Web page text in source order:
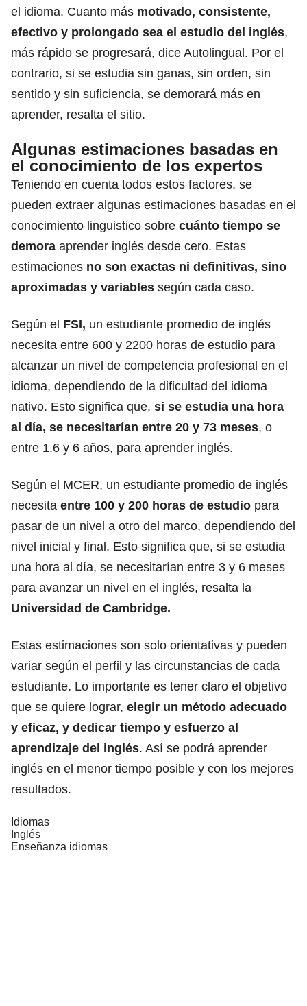
el idioma. Cuanto más motivado, consistente,
efectivo y prolongado sea el estudio del inglés,
más rápido se progresará, dice Autolingual. Por el
contrario, si se estudia sin ganas, sin orden, sin
sentido y sin suficiencia, se demorará más en
aprender, resalta el sitio.
Algunas estimaciones basadas en
el conocimiento de los expertos
Teniendo en cuenta todos estos factores, se
pueden extraer algunas estimaciones basadas en el
conocimiento linguistico sobre cuánto tiempo se
demora aprender inglés desde cero. Estas
estimaciones no son exactas ni definitivas, sino
aproximadas y variables según cada caso.
Según el FSI, un estudiante promedio de inglés
necesita entre 600 y 2200 horas de estudio para
alcanzar un nivel de competencia profesional en el
idioma, dependiendo de la dificultad del idioma
nativo. Esto significa que, si se estudia una hora
al día, se necesitarían entre 20 y 73 meses, o
entre 1.6 y 6 años, para aprender inglés.
Según el MCER, un estudiante promedio de inglés
necesita entre 100 y 200 horas de estudio para
pasar de un nivel a otro del marco, dependiendo del
nivel inicial y final. Esto significa que, si se estudia
una hora al día, se necesitarían entre 3 y 6 meses
para avanzar un nivel en el inglés, resalta la
Universidad de Cambridge.
Estas estimaciones son solo orientativas y pueden
variar según el perfil y las circunstancias de cada
estudiante. Lo importante es tener claro el objetivo
que se quiere lograr, elegir un método adecuado
y eficaz, y dedicar tiempo y esfuerzo al
aprendizaje del inglés. Así se podrá aprender
inglés en el menor tiempo posible y con los mejores
resultados.
Idiomas
Inglés
Enseñanza idiomas